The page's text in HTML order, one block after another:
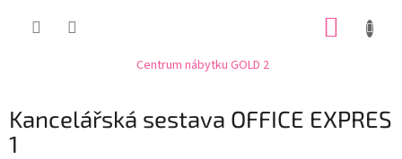
Centrum nábytku GOLD 2
Kancelářská sestava OFFICE EXPRES
1